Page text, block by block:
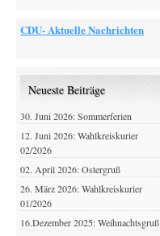
CDU- Aktuelle Nachrichten
Neueste Beiträge
30. Juni 2026: Sommerferien
12. Juni 2026: Wahlkreiskurier
02/2026
02. April 2026: Ostergruß
26. März 2026: Wahlkreiskurier
01/2026
16.Dezember 2025: Weihnachtsgruß